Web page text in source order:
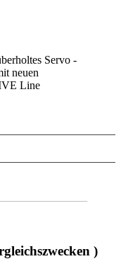
Servo -
neuen
Line
)